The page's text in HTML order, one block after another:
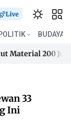
Live
BUDAYA
200 Juta
200 Juta
33
Ini